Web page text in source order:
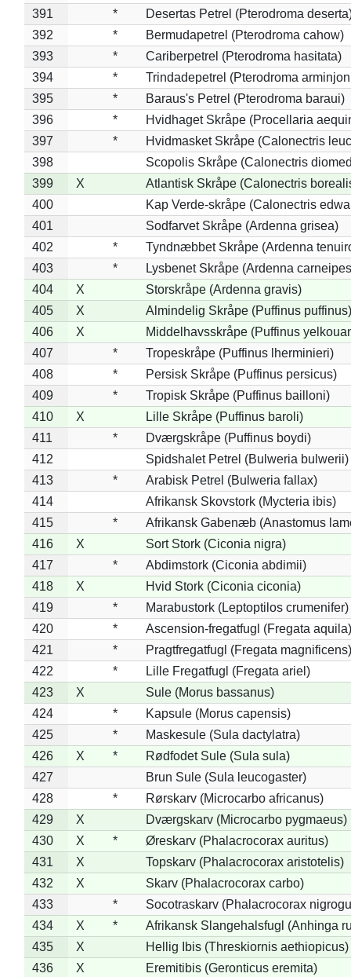
391
*
Desertas Petrel (Pterodroma
392
*
Bermudapetrel (Pterodroma cahow)
393
*
Cariberpetrel (Pterodroma hasitata)
394
*
Trindadepetrel (Pterodroma
395
*
Baraus's Petrel (Pterodroma baraui)
396
*
Hvidhaget Skråpe (Procellaria
397
*
Hvidmasket Skråpe (Calonectris
398
Scopolis Skråpe (Calonectris
399
X
Atlantisk Skråpe (Calonectris
400
Kap Verde-skråpe (Calonectris
401
Sodfarvet Skråpe (Ardenna grisea)
402
*
Tyndnæbbet Skråpe (Ardenna
403
*
Lysbenet Skråpe (Ardenna
404
X
Storskråpe (Ardenna gravis)
405
X
Almindelig Skråpe (Puffinus puffinus)
406
X
Middelhavsskråpe (Puffinus
407
*
Tropeskråpe (Puffinus lherminieri)
408
*
Persisk Skråpe (Puffinus persicus)
409
*
Tropisk Skråpe (Puffinus bailloni)
410
X
Lille Skråpe (Puffinus baroli)
411
*
Dværgskråpe (Puffinus boydi)
412
Spidshalet Petrel (Bulweria bulwerii)
413
*
Arabisk Petrel (Bulweria fallax)
414
Afrikansk Skovstork (Mycteria ibis)
415
*
Afrikansk Gabenæb (Anastomus
416
X
Sort Stork (Ciconia nigra)
417
*
Abdimstork (Ciconia abdimii)
418
X
Hvid Stork (Ciconia ciconia)
419
*
Marabustork (Leptoptilos crumenifer)
420
*
Ascension-fregatfugl (Fregata aquila)
421
*
Pragtfregatfugl (Fregata magnificens)
422
*
Lille Fregatfugl (Fregata ariel)
423
X
Sule (Morus bassanus)
424
*
Kapsule (Morus capensis)
425
*
Maskesule (Sula dactylatra)
426
X *
Rødfodet Sule (Sula sula)
427
Brun Sule (Sula leucogaster)
428
*
Rørskarv (Microcarbo africanus)
429
X
Dværgskarv (Microcarbo pygmaeus)
430
X *
Øreskarv (Phalacrocorax auritus)
431
X
Topskarv (Phalacrocorax aristotelis)
432
X
Skarv (Phalacrocorax carbo)
433
*
Socotraskarv (Phalacrocorax
434
X *
Afrikansk Slangehalsfugl (Anhinga
435
X
Hellig Ibis (Threskiornis aethiopicus)
436
X
Eremitibis (Geronticus eremita)